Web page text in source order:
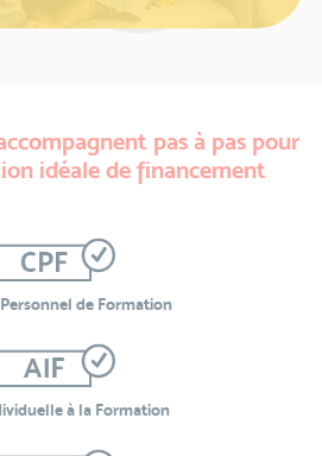
pas à pas pour
idéale de financement
de Formation
à la Formation